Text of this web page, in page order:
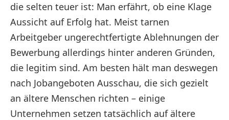
die selten teuer ist: Man erfährt, ob eine Klage
Aussicht auf Erfolg hat. Meist tarnen
Arbeitgeber ungerechtfertigte Ablehnungen der
Bewerbung allerdings hinter anderen Gründen,
die legitim sind. Am besten hält man deswegen
nach Jobangeboten Ausschau, die sich gezielt
an ältere Menschen richten – einige
Unternehmen setzen tatsächlich auf ältere